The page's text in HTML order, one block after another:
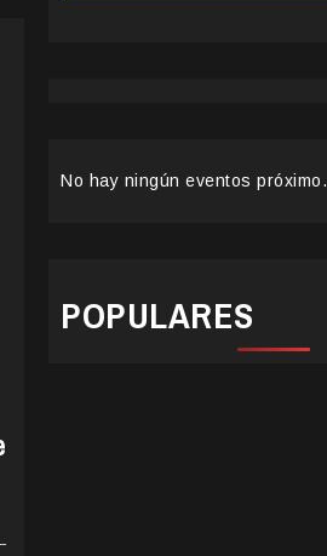
No hay ningún eventos próximo.
POPULARES